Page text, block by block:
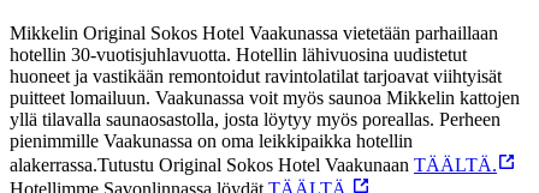
Mikkelin Original Sokos Hotel Vaakunassa vietetään parhaillaan
hotellin 30-vuotisjuhlavuotta. Hotellin lähivuosina uudistetut
huoneet ja vastikään remontoidut ravintolatilat tarjoavat viihtyisät
puitteet lomailuun. Vaakunassa voit myös saunoa Mikkelin kattojen
yllä tilavalla saunaosastolla, josta löytyy myös poreallas. Perheen
pienimmille Vaakunassa on oma leikkipaikka hotellin
alakerrassa.Tutustu Original Sokos Hotel Vaakunaan TÄÄLTÄ.
Hotellimme Savonlinnassa löydät TÄÄLTÄ.